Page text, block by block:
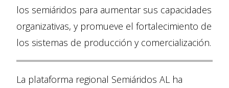
los semiáridos para aumentar sus capacidades
organizativas, y promueve el fortalecimiento de
los sistemas de producción y comercialización.
La plataforma regional Semiáridos AL ha